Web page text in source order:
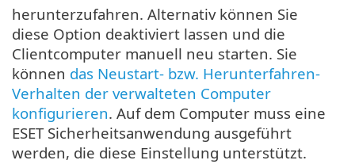
herunterzufahren. Alternativ können Sie
diese Option deaktiviert lassen und die
Clientcomputer manuell neu starten. Sie
können das Neustart- bzw. Herunterfahren-
Verhalten der verwalteten Computer
konfigurieren. Auf dem Computer muss eine
ESET Sicherheitsanwendung ausgeführt
werden, die diese Einstellung unterstützt.